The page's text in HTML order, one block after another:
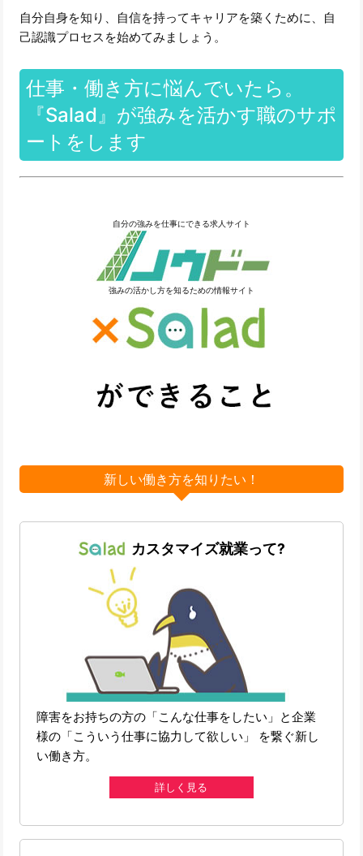
自分自身を知り、自信を持ってキャリアを築くために、自
己認識プロセスを始めてみましょう。
仕事・働き方に悩んでいたら。
『Salad』が強みを活かす職のサポ
ートをします
自分の強みを仕事にできる求人サイト
強みの活かし方を知るための情報サイト
新しい働き方を知りたい！
カスタマイズ就業って?
障害をお持ちの方の「こんな仕事をしたい」と企業
様の「こういう仕事に協力して欲しい」 を繋ぐ新し
い働き方。
詳しく見る